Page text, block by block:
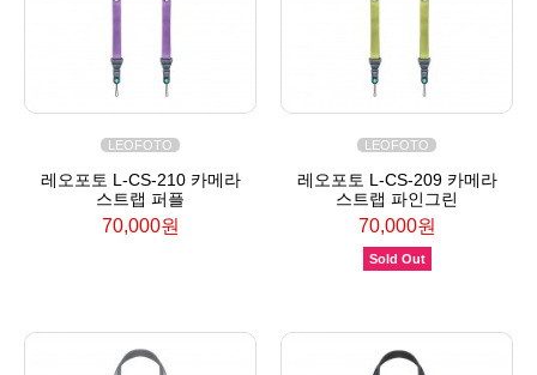
LEOFOTO
레오포토 L-CS-210 카메라
스트랩 퍼플
70,000원
LEOFOTO
레오포토 L-CS-209 카메라
스트랩 파인그린
70,000원
Sold Out